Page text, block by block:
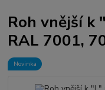
Roh vnější k
RAL 7001,
Novinka